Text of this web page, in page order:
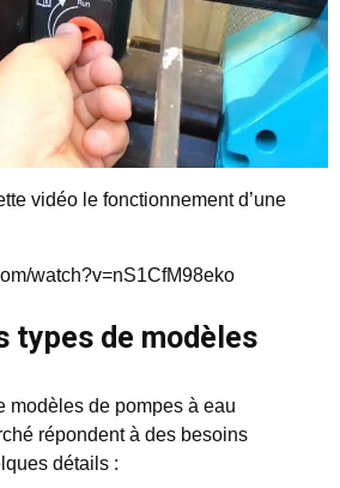
vidéo le fonctionnement d’une
watch?v=nS1CfM98eko
types de modèles
modèles de pompes à eau
répondent à des besoins
détails :